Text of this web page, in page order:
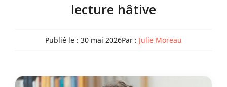
lecture hâtive
Publié le : 30 mai 2026Par : Julie Moreau